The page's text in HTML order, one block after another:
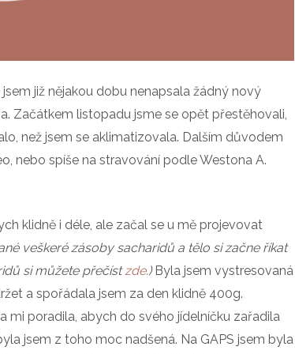
již nějakou dobu nenapsala žádný nový
Začátkem listopadu jsme se opět přestěhovali,
než jsem se aklimatizovala. Dalším důvodem
nebo spíše na stravování podle Westona A.
klidně i déle, ale začal se u mě projevovat
veškeré zásoby sacharidů a tělo si začne říkat
si můžete přečístzde.)Byla jsem vystresovaná
a spořádala jsem za den klidně 400g.
mi poradila, abych do svého jídelníčku zařadila
jsem z toho moc nadšená. Na GAPS jsem byla